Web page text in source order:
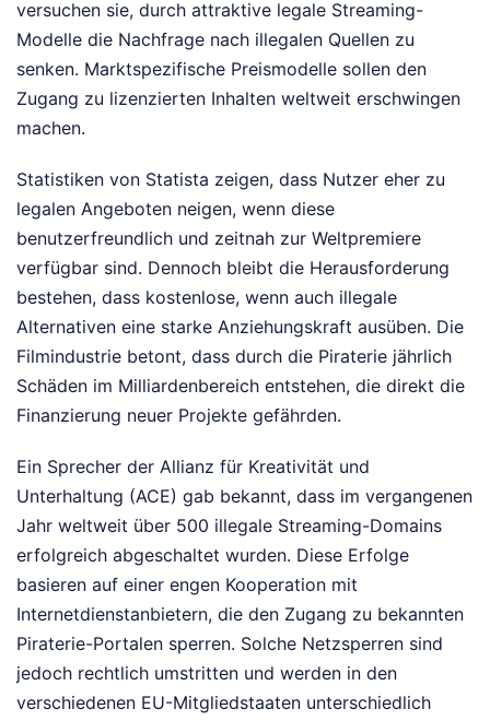
versuchen sie, durch attraktive legale Streaming-
Modelle die Nachfrage nach illegalen Quellen zu
senken. Marktspezifische Preismodelle sollen den
Zugang zu lizenzierten Inhalten weltweit erschwingen
machen.
Statistiken von Statista zeigen, dass Nutzer eher zu
legalen Angeboten neigen, wenn diese
benutzerfreundlich und zeitnah zur Weltpremiere
verfügbar sind. Dennoch bleibt die Herausforderung
bestehen, dass kostenlose, wenn auch illegale
Alternativen eine starke Anziehungskraft ausüben. Die
Filmindustrie betont, dass durch die Piraterie jährlich
Schäden im Milliardenbereich entstehen, die direkt die
Finanzierung neuer Projekte gefährden.
Ein Sprecher der Allianz für Kreativität und
Unterhaltung (ACE) gab bekannt, dass im vergangenen
Jahr weltweit über 500 illegale Streaming-Domains
erfolgreich abgeschaltet wurden. Diese Erfolge
basieren auf einer engen Kooperation mit
Internetdienstanbietern, die den Zugang zu bekannten
Piraterie-Portalen sperren. Solche Netzsperren sind
jedoch rechtlich umstritten und werden in den
verschiedenen EU-Mitgliedstaaten unterschiedlich